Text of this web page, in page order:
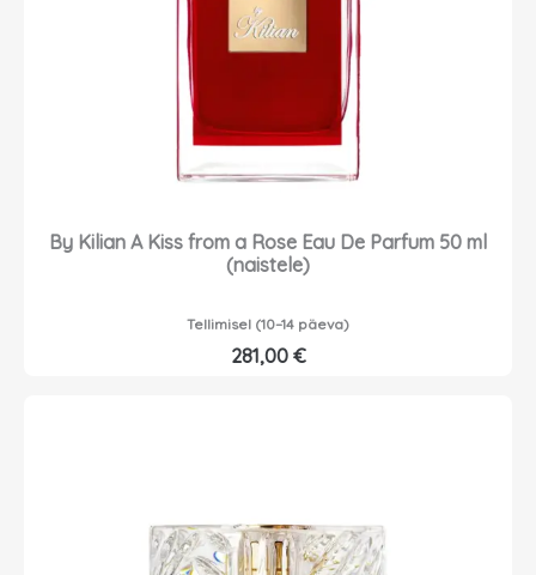
By Kilian A Kiss from a Rose Eau De Parfum 50 ml
(naistele)
Tellimisel (10–14 päeva)
281,00 €